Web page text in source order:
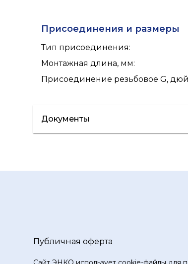
Присоединения и размеры
Тип присоединения:
Монтажная длина, мм:
Присоединение резьбовое G,
Документы
Публичная оферта